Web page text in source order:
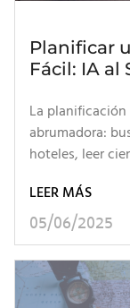
Planificar
Fácil: IA al
La
abrumadora:
hoteles, leer
LEER MÁS
05/06/2025